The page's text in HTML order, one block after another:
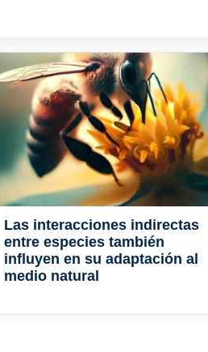
Las interacciones indirectas
entre especies también
influyen en su adaptación al
medio natural